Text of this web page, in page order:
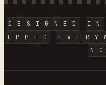
D E S I G N E D I N
I
P P E D E V E R Y
N
G